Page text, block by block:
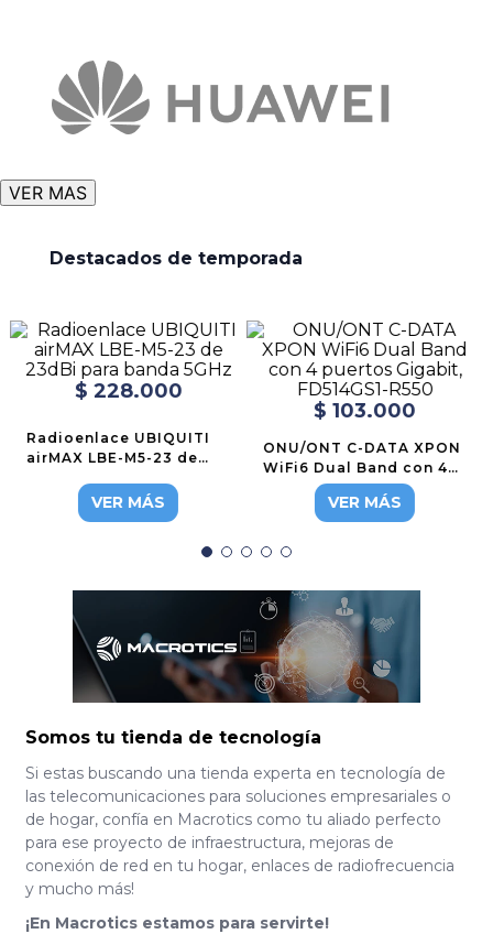
VER MAS
Destacados de temporada
$ 228.000
Radioenlace UBIQUITI
airMAX LBE-M5-23 de
VER MÁS
$ 103.000
ONU/ONT C-DATA XPON
WiFi6 Dual Band con 4
puertos Gigabit,
FD514GS1-R550
VER MÁS
Somos tu tienda de tecnología
Si estas buscando una tienda experta en tecnología de
las telecomunicaciones para soluciones empresariales o
de hogar, confía en Macrotics como tu aliado perfecto
para ese proyecto de infraestructura, mejoras de
conexión de red en tu hogar, enlaces de radiofrecuencia
y mucho más!
¡En Macrotics estamos para servirte!